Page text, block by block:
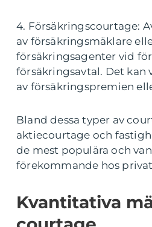
4. Försäkringscourtage:
av försäkringsmäklare
försäkringsagenter vid
försäkringsavtal. Det kan
av försäkringspremien
Bland dessa typer av
aktiecourtage och
de mest populära och
förekommande hos
Kvantitativa